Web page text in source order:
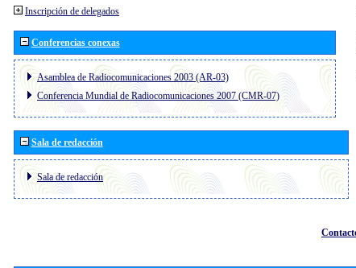
Inscripción de delegados
Conferencias conexas
Asamblea de Radiocomunicaciones 2003 (AR-03)
Conferencia Mundial de Radiocomunicaciones 2007 (CMR-07)
Sala de redacción
Sala de redacción